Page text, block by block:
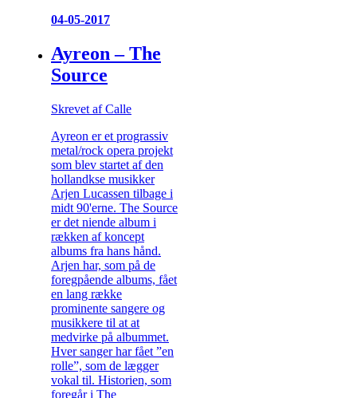
04-05-2017
Ayreon – The
Source
Skrevet af Calle
Ayreon er et prograssiv
metal/rock opera projekt
som blev startet af den
hollandkse musikker
Arjen Lucassen tilbage i
midt 90'erne. The Source
er det niende album i
rækken af koncept
albums fra hans hånd.
Arjen har, som på de
foregpående albums, fået
en lang række
prominente sangere og
musikkere til at at
medvirke på albummet.
Hver sanger har fået ”en
rolle”, som de lægger
vokal til. Historien, som
foregår i The